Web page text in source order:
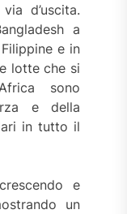
d’uscita.
a
e in
lotte che si
sono
e della
in tutto il
e
un